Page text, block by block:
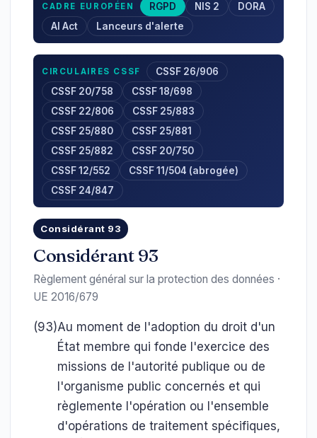
CADRE EUROPÉEN RGPD NIS 2
DORA
AI Act
Lanceurs d'alerte
CIRCULAIRES CSSF
CSSF 26/906
CSSF 20/758
CSSF 18/698
CSSF 22/806
CSSF 25/883
CSSF 25/880
CSSF 25/881
CSSF 25/882
CSSF 20/750
CSSF 12/552
CSSF 11/504 (abrogée)
CSSF 24/847
Considérant 93
Considérant 93
Règlement général sur la protection des données ·
UE 2016/679
(93)Au moment de l'adoption du droit d'un
État membre qui fonde l'exercice des
missions de l'autorité publique ou de
l'organisme public concernés et qui
règlemente l'opération ou l'ensemble
d'opérations de traitement spécifiques,